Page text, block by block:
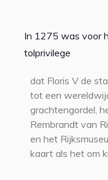
In 1275 was voor
tolprivilege
dat Floris V de
tot een
grachtengordel,
Rembrandt van
en het
kaart als het om